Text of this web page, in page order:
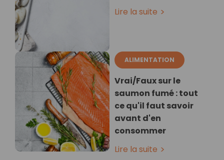
Lire la suite
ALIMENTATION
Vrai/Faux sur le
saumon fumé : tout
ce qu'il faut savoir
avant d'en
consommer
Lire la suite